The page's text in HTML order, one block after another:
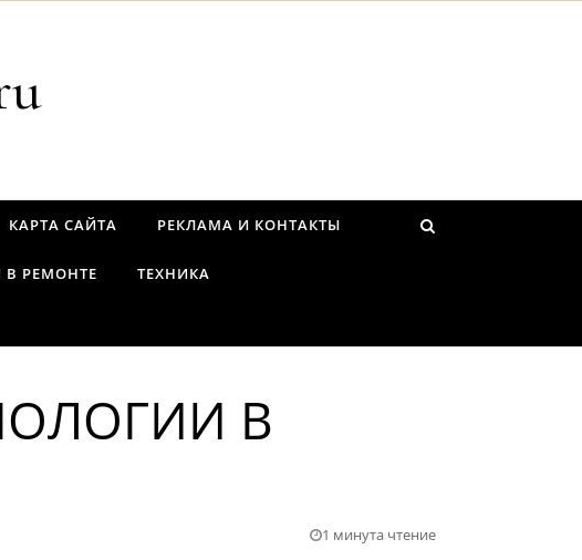
КАРТА САЙТА РЕКЛАМА И КОНТАКТЫ
РЕМОНТЕ ТЕХНИКА
В
1 минута чтение